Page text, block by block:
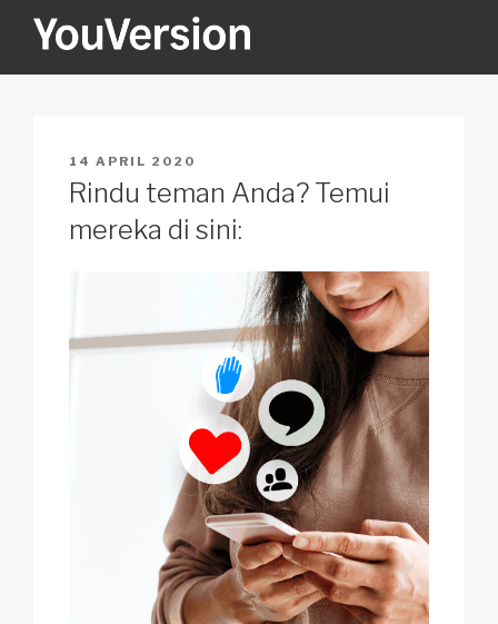
YOUVERSION
POSTED
ON
14 APRIL 2020
Rindu teman Anda? Temui
mereka di sini: